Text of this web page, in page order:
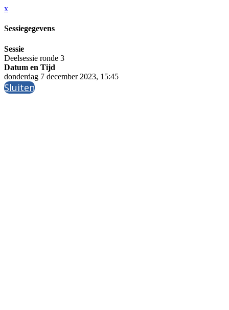
x
Sessiegegevens
Sessie
Deelsessie ronde 3
Datum en Tijd
donderdag 7 december 2023, 15:45
Sluiten